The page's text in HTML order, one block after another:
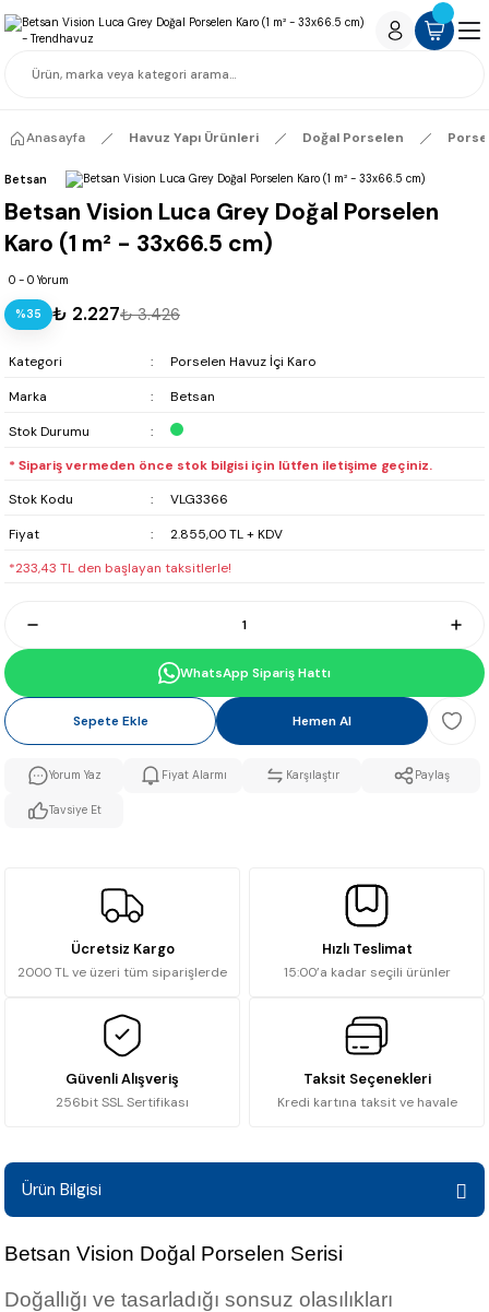
Anasayfa Havuz Yapı Ürünleri Doğal Porselen
Betsan
Betsan Vision Luca Grey Doğal Porselen
Karo (1 m² - 33x66.5 cm)
0 - 0 Yorum
%35 ₺ 2.227₺ 3.426
Kategori
Porselen Havuz İçi Karo
Marka
Betsan
Stok Durumu
* Sipariş vermeden önce stok bilgisi için lütfen iletişime geçiniz.
Stok Kodu
VLG3366
Fiyat
2.855,00 TL + KDV
*233,43 TL den başlayan taksitlerle!
WhatsApp Sipariş Hattı
Sepete Ekle Hemen Al
Yorum Yaz Fiyat Alarmı Karşılaştır Paylaş
Tavsiye Et
Ücretsiz Kargo
2000 TL ve üzeri tüm siparişlerde
Hızlı Teslimat
15:00’a kadar seçili ürünler
Güvenli Alışveriş
256bit SSL Sertifikası
Taksit Seçenekleri
Kredi kartına taksit ve havale
Ürün Bilgisi
Betsan Vision Doğal Porselen Serisi
Doğallığı ve tasarladığı sonsuz olasılıkları